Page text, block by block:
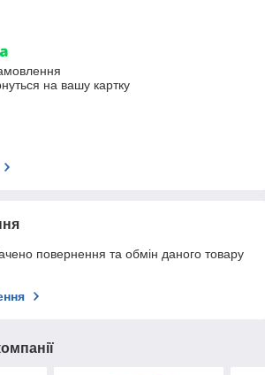
на вашу картку
повернення та обмін даного товару